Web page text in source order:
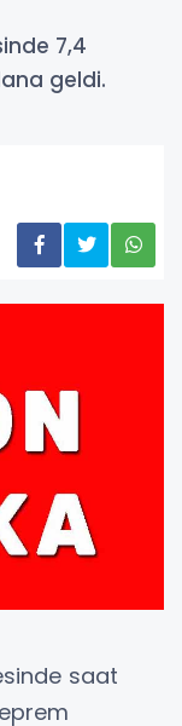
7,4
geldi.
saat